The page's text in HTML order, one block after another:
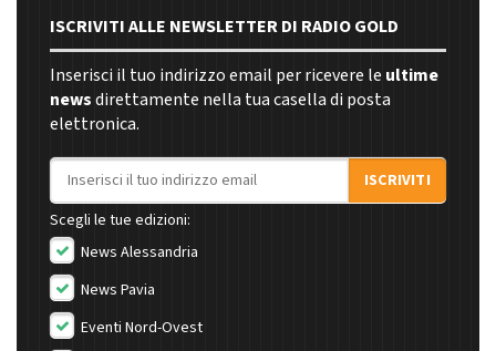
ISCRIVITI ALLE NEWSLETTER DI RADIO GOLD
Inserisci il tuo indirizzo email per ricevere le ultime
newsdirettamente nella tua casella di posta
elettronica.
Indirizzo email
ISCRIVITI
Scegli le tue edizioni:
News Alessandria
News Pavia
Eventi Nord-Ovest